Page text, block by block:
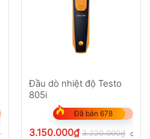
chưa VAT 8%
Đầu dò nhiệt độ Testo
805i
Đã bán 678
3.150.000₫ 3.220.000₫ chưa